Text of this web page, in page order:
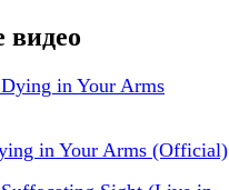
видео
in Your Arms (Official)